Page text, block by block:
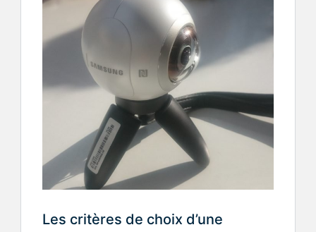
Les critères de choix d’une